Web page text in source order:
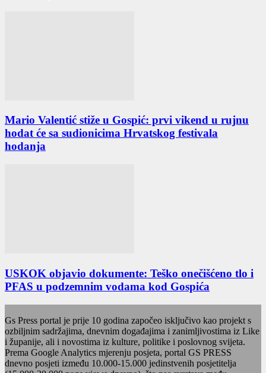
Mario Valentić stiže u Gospić: prvi vikend u rujnu
hodat će sa sudionicima Hrvatskog festivala
hodanja
USKOK objavio dokumente: Teško onečišćeno tlo i
PFAS u podzemnim vodama kod Gospića
Gs Press portal je prije 10 godina započeo isključivo kao projekt s
ozbiljnim sadržajima, dnevnim događajima i zanimljivostima iz Like
i županije, ali i novostima iz kulture, politike i poslovnog svijeta.
Prema Google Analytics mjerenju posjeta, portal GS PRESS
dnevno posjeti između 10.000-15.000 jedinstvenih posjetitelja